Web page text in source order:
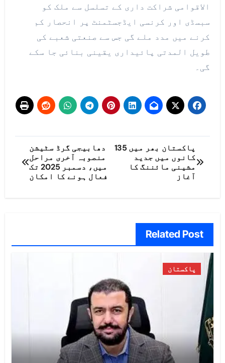
الاقوامی شراکت داری کے تسلسل سے ملک کو
سبسڈی اور کرنسی ایڈجسٹمنٹ پر انحصار کم
کرنے میں مدد ملے گی جس سے صنعتی شعبے کی
طویل المدتی پائیداری یقینی بنائی جا سکے
گی۔
پوسٹوں
کی
نیویگیشن
پاکستان بھر میں 135
کانوں میں جدید
مشینی مائننگ کا
آغاز
دھابیجی گرڈ سٹیشن
منصوبہ آخری مراحل
میں، دسمبر 2025 تک
فعال ہونے کا امکان
Related Post
پاکستان